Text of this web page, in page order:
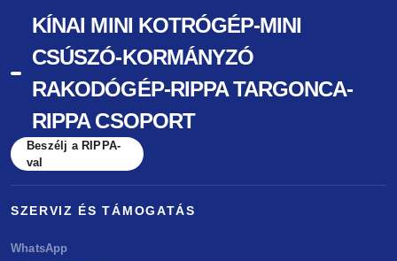
KÍNAI MINI KOTRÓGÉP-MINI
CSÚSZÓ-KORMÁNYZÓ
RAKODÓGÉP-RIPPA TARGONCA-
RIPPA CSOPORT
Beszélj a RIPPA-
val
SZERVIZ ÉS TÁMOGATÁS
WhatsApp